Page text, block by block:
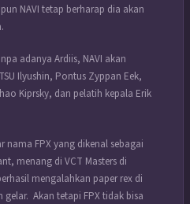
NAVI tetap berharap dia akan
adanya Ardiis, NAVI akan
Ilyushin, Pontus Zyppan Eek,
Kiprsky, dan pelatih kepala Erik
nama FPX yang dikenal sebagai
menang di VCT Masters di
mengalahkan paper rex di
Akan tetapi FPX tidak bisa